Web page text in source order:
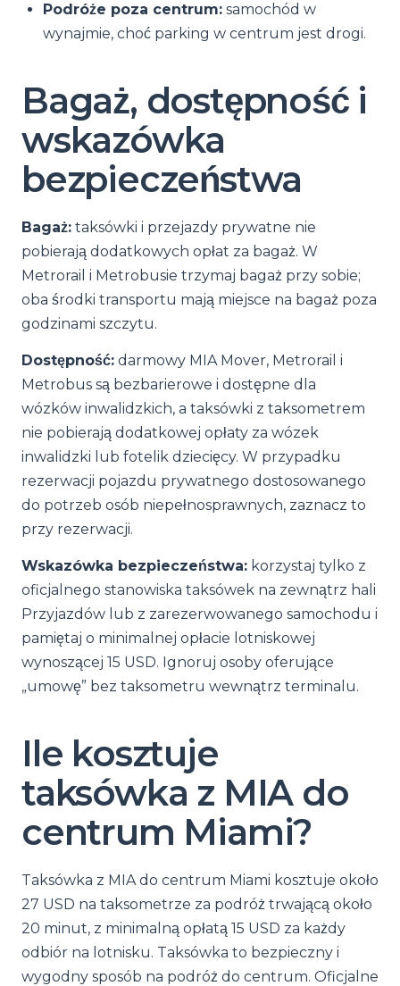
Podróże poza centrum: samochód w
wynajmie, choć parking w centrum jest drogi.
Bagaż, dostępność i
wskazówka
bezpieczeństwa
Bagaż: taksówki i przejazdy prywatne nie
pobierają dodatkowych opłat za bagaż. W
Metrorail i Metrobusie trzymaj bagaż przy sobie;
oba środki transportu mają miejsce na bagaż poza
godzinami szczytu.
Dostępność: darmowy MIA Mover, Metrorail i
Metrobus są bezbarierowe i dostępne dla
wózków inwalidzkich, a taksówki z taksometrem
nie pobierają dodatkowej opłaty za wózek
inwalidzki lub fotelik dziecięcy. W przypadku
rezerwacji pojazdu prywatnego dostosowanego
do potrzeb osób niepełnosprawnych, zaznacz to
przy rezerwacji.
Wskazówka bezpieczeństwa: korzystaj tylko z
oficjalnego stanowiska taksówek na zewnątrz hali
Przyjazdów lub z zarezerwowanego samochodu i
pamiętaj o minimalnej opłacie lotniskowej
wynoszącej 15 USD. Ignoruj osoby oferujące
„umowę” bez taksometru wewnątrz terminalu.
Ile kosztuje
taksówka z MIA do
centrum Miami?
Taksówka z MIA do centrum Miami kosztuje około
27 USD na taksometrze za podróż trwającą około
20 minut, z minimalną opłatą 15 USD za każdy
odbiór na lotnisku. Taksówka to bezpieczny i
wygodny sposób na podróż do centrum. Oficjalne